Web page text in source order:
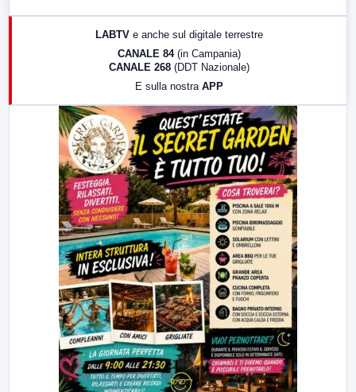
LabNews (replica)
LABTV e anche sul digitale terrestre
CANALE 84 (in Campania)
CANALE 268 (DDT Nazionale)
E sulla nostra APP